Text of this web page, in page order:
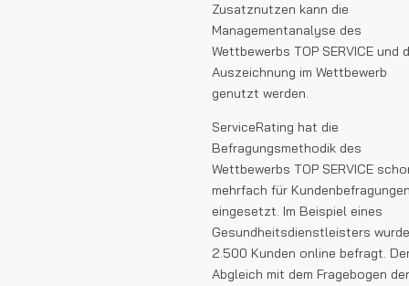
Zusatznutzen kann die
Managementanalyse des
Wettbewerbs TOP SERVICE und
Auszeichnung im Wettbewerb
genutzt werden.
ServiceRating hat die
Befragungsmethodik des
Wettbewerbs TOP SERVICE
mehrfach für
eingesetzt. Im Beispiel eines
Gesundheitsdienstleisters
2.500 Kunden online befragt.
Abgleich mit dem Fragebogen der